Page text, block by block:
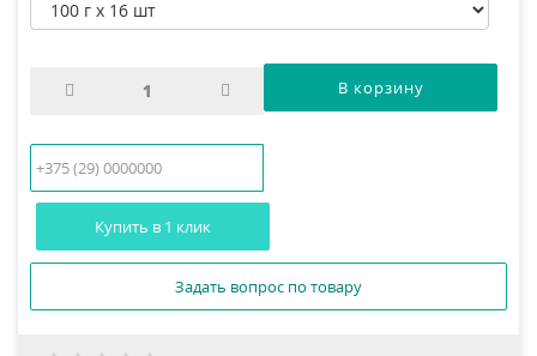
Купить в 1 клик
Задать вопрос по товару